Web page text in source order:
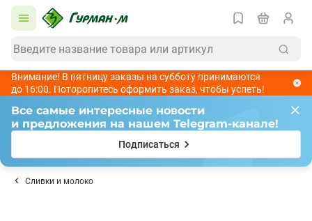
Внимание! В пятницу заказы на субботу принимаются
до 16:00. Поторопитесь оформить заказ, чтобы успеть!
Все самые интересные новости
и предложения на нашем Telegram-канале!
Подписаться
Сливки и молоко